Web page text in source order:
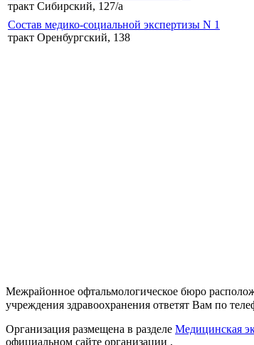
тракт Сибирский, 127/а
Состав медико-социальной экспертизы N 1
тракт Оренбургский, 138
Межрайонное офтальмологическое бюро
учреждения здравоохранения ответят Вам по
Организация размещена в разделе Медицинская
официальном сайте организации .